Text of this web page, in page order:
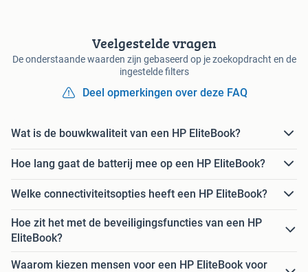
Veelgestelde vragen
De onderstaande waarden zijn gebaseerd op je zoekopdracht en de
ingestelde filters
Deel opmerkingen over deze FAQ
Wat is de bouwkwaliteit van een HP EliteBook?
Hoe lang gaat de batterij mee op een HP EliteBook?
Welke connectiviteitsopties heeft een HP EliteBook?
Hoe zit het met de beveiligingsfuncties van een HP
EliteBook?
Waarom kiezen mensen voor een HP EliteBook voor